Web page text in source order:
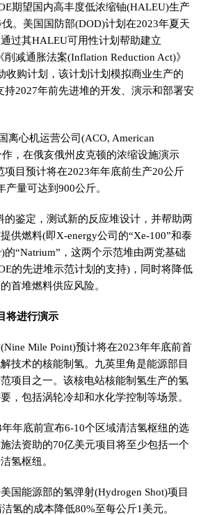
期望国内高丰度低浓缩铀(HALEU)生产
。美国国防部(DOD)计划在2023年夏天
过其HALEU可用性计划帮助建立
减通胀法案(Inflation Reduction Act)》
收购计划，该计划计划模拟商业生产的
2027年前先进堆的开发、演示和部署安
离心机运营公司(ACO, American
作，在俄亥俄州皮克顿的浓缩设施演示
目预计将在2023年年底前生产20公斤
量可达到900公斤。
的鉴定，测试新的反应堆设计，并帮助两
供燃料(即X-energy公司的“Xe-100”和泰
的“Natrium”，这两个示范堆由两党基础
的先进堆示范计划的支持)，同时将降低
首堆燃料供应风险。
将进行演示
Mile Point)预计将在2023年年底前首
技术的核能制氢。九英里角是能源部目
项目之一。该核电站核能制氢生产的氢
，包括涡轮冷却和水化学控制等场景。
年底前宣布6-10个区域清洁氢枢纽的选
法资助的70亿美元项目将至少包括一个
氢枢纽。
国能源部的氢弹射(Hydrogen Shot)项目
氢的成本降低80%至每公斤1美元。